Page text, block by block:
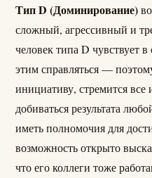
Тип D (Доминирование)
сложный, агрессивный и
человек типа D чувствует
этим справляться —
инициативу, стремится все
добиваться результата
иметь полномочия для
возможность открыто
что его коллеги тоже